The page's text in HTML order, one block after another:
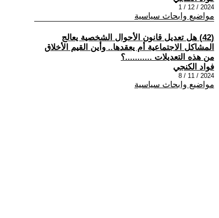
2024 / 12 / 1
مواضيع وابحاث سياسية
(42) هل تعديل قانون الأحوال الشخصية يعالج
المشاكل الاجتماعية أم يعقدها.. وأين القيم الأخلاق
من هذه التعديلات ...........؟
فواد الكنجي
2024 / 11 / 8
مواضيع وابحاث سياسية